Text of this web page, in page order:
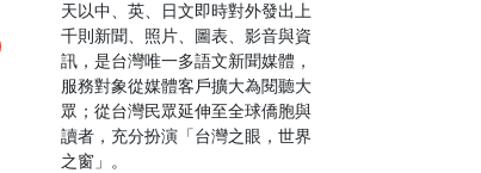
天以中、英、日文即時對外發出上
千則新聞、照片、圖表、影音與資
訊，是台灣唯一多語文新聞媒體，
服務對象從媒體客戶擴大為閱聽大
眾；從台灣民眾延伸至全球僑胞與
讀者，充分扮演「台灣之眼，世界
之窗」。